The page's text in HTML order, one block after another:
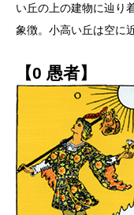
い丘の上の建物に辿り
象徴。小高い丘は空に
【0 愚者】